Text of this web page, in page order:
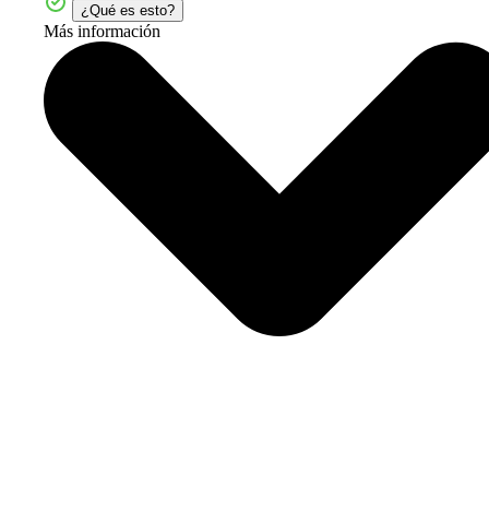
¿Qué es esto?
Más información